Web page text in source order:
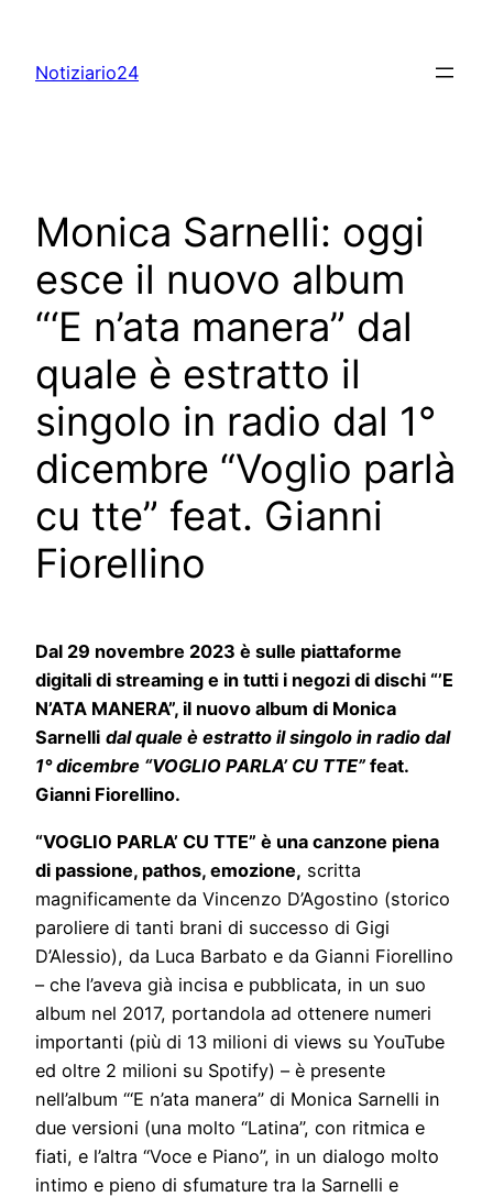
content
Notiziario24
Monica Sarnelli: oggi
esce il nuovo album
“‘E n’ata manera” dal
quale è estratto il
singolo in radio dal 1°
dicembre “Voglio parlà
cu tte” feat. Gianni
Fiorellino
Dal 29 novembre 2023 è sulle piattaforme
digitali di streaming e in tutti i negozi di dischi “’E
N’ATA MANERA”, il nuovo album di Monica
Sarnelli dal quale è estratto il singolo in radio dal
1° dicembre “VOGLIO PARLA’ CU TTE” feat.
Gianni Fiorellino.
“VOGLIO PARLA’ CU TTE” è una canzone piena
di passione, pathos, emozione, scritta
magnificamente da Vincenzo D’Agostino (storico
paroliere di tanti brani di successo di Gigi
D’Alessio), da Luca Barbato e da Gianni Fiorellino
– che l’aveva già incisa e pubblicata, in un suo
album nel 2017, portandola ad ottenere numeri
importanti (più di 13 milioni di views su YouTube
ed oltre 2 milioni su Spotify) – è presente
nell’album “‘E n’ata manera” di Monica Sarnelli in
due versioni (una molto “Latina”, con ritmica e
fiati, e l’altra “Voce e Piano”, in un dialogo molto
intimo e pieno di sfumature tra la Sarnelli e